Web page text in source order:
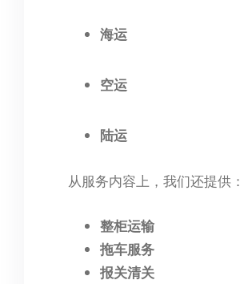
海运
空运
陆运
从服务内容上，我们还提供：
整柜运输
拖车服务
报关清关